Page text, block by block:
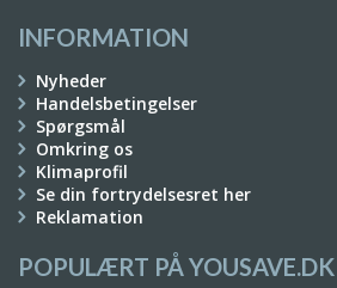
INFORMATION
Nyheder
Handelsbetingelser
Spørgsmål
Omkring os
Klimaprofil
Se din fortrydelsesret her
Reklamation
POPULÆRT PÅ YOUSAVE.DK